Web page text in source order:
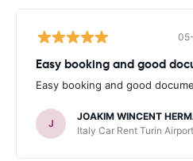
Easy booking and good
J
JOAKIM WINCENT
Italy Car Rent Turin Airport